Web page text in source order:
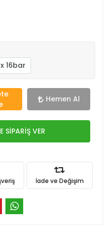
16bar
Hemen Al
SİPARİŞ VER
İade ve Değişim